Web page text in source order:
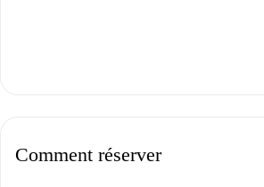
Comment réserver